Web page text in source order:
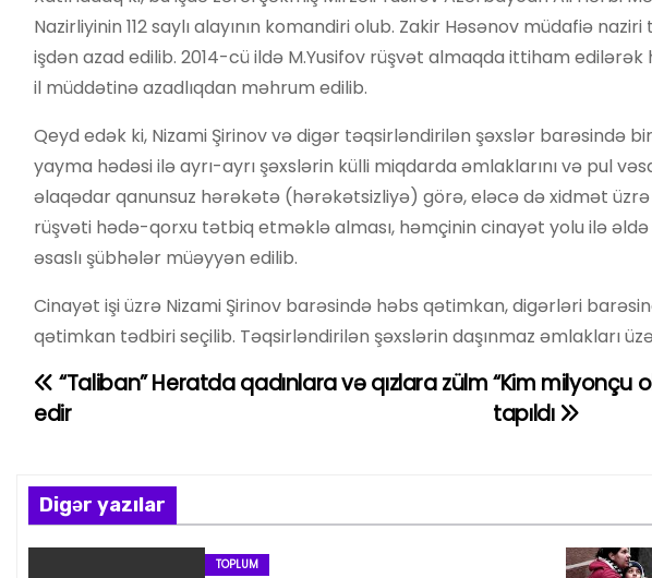
Nazirliyinin 112 saylı alayının komandiri olub. Zakir Həsənov müdafiə
işdən azad edilib. 2014-cü ildə M.Yusifov rüşvət almaqda ittiham
il müddətinə azadlıqdan məhrum edilib.
Qeyd edək ki, Nizami Şirinov və digər təqsirləndirilən şəxslər barəsində
yayma hədəsi ilə ayrı-ayrı şəxslərin külli miqdarda əmlaklarını və pul
əlaqədar qanunsuz hərəkətə (hərəkətsizliyə) görə, eləcə də xidmət
rüşvəti hədə-qorxu tətbiq etməklə alması, həmçinin cinayət yolu ilə əldə
əsaslı şübhələr müəyyən edilib.
Cinayət işi üzrə Nizami Şirinov barəsində həbs qətimkan, digərləri
qətimkan tədbiri seçilib. Təqsirləndirilən şəxslərin daşınmaz əmlakları
Y
z
ı
“Kim milyonçu
tapıldı
“Taliban” Heratda qadınlara və qızlara zülm
edir
Digər yazılar
TOPLUM